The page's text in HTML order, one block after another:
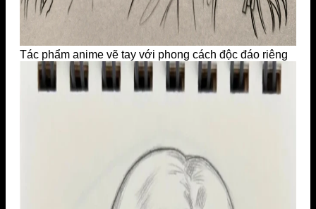
Tác phẩm anime vẽ tay với phong cách độc đáo riêng